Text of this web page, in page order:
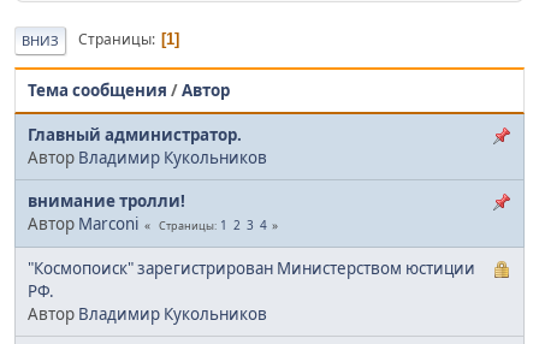
ВНИЗ Страницы 1
Тема сообщения /Автор
Главный администратор.
Автор Владимир Кукольников
внимание тролли!
Автор Marconi Страницы 1 2 3 4
"Космопоиск" зарегистрирован Министерством юстиции
РФ.
Автор Владимир Кукольников